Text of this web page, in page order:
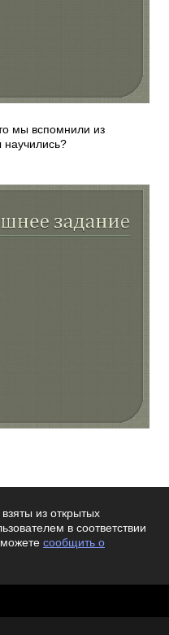
мы вспомнили из
из открытых
в соответствии
сообщить о